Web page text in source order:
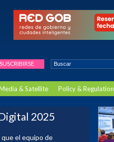
SUSCRIBIRSE
& Satellite Policy & Regulation
2025
el equipo de